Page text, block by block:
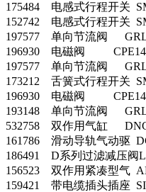
175484 电感式行程开关
152742 电感式行程开关
197577 单向节流阀
196930 电磁阀 CPE14-
197577 单向节流阀
173212 舌簧式行程开关
196930 电磁阀 CPE14-
193148 单向节流阀
532758 双作用气缸
161786 滑动导轨气动驱
186491 D系列过滤减压阀
156523 双作用紧凑型气
159421 带电缆插头插座